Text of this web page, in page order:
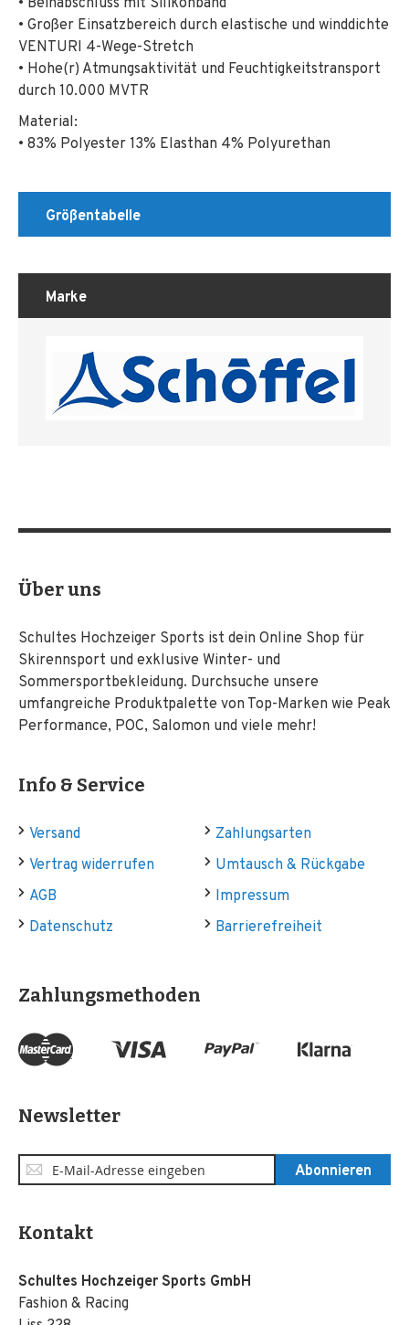
• Großer Einsatzbereich durch elastische und winddichte
VENTURI 4-Wege-Stretch
• Hohe(r) Atmungsaktivität und Feuchtigkeitstransport
durch 10.000 MVTR
Material:
• 83% Polyester 13% Elasthan 4% Polyurethan
Größentabelle
Marke
Über uns
Schultes Hochzeiger Sports ist dein Online Shop für
Skirennsport und exklusive Winter- und
Sommersportbekleidung. Durchsuche unsere
umfangreiche Produktpalette von Top-Marken wie Peak
Performance, POC, Salomon und viele mehr!
Info & Service
Versand
Zahlungsarten
Vertrag widerrufen
Umtausch & Rückgabe
AGB
Impressum
Datenschutz
Barrierefreiheit
Zahlungsmethoden
Newsletter
Anmeldung
zum
Abonnieren
Kontakt
Schultes Hochzeiger Sports GmbH
Fashion & Racing